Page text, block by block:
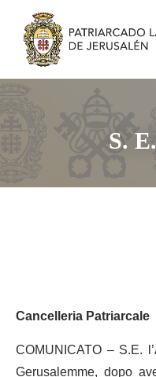
S.
Cancelleria Patriarcale
COMUNICATO – S.E.